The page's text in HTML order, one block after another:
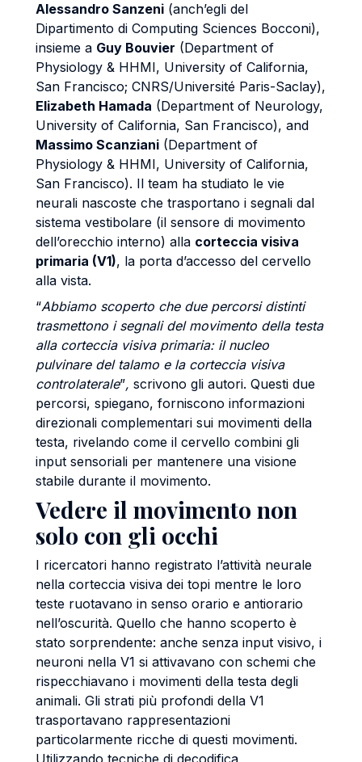
Alessandro Sanzeni (anch’egli del
Dipartimento di Computing Sciences Bocconi),
insieme a Guy Bouvier (Department of
Physiology & HHMI, University of California,
San Francisco; CNRS/Université Paris-Saclay),
Elizabeth Hamada (Department of Neurology,
University of California, San Francisco), and
Massimo Scanziani (Department of
Physiology & HHMI, University of California,
San Francisco). Il team ha studiato le vie
neurali nascoste che trasportano i segnali dal
sistema vestibolare (il sensore di movimento
dell’orecchio interno) alla corteccia visiva
primaria (V1), la porta d’accesso del cervello
alla vista.
“Abbiamo scoperto che due percorsi distinti
trasmettono i segnali del movimento della testa
alla corteccia visiva primaria: il nucleo
pulvinare del talamo e la corteccia visiva
controlaterale”, scrivono gli autori. Questi due
percorsi, spiegano, forniscono informazioni
direzionali complementari sui movimenti della
testa, rivelando come il cervello combini gli
input sensoriali per mantenere una visione
stabile durante il movimento.
Vedere il movimento non
solo con gli occhi
I ricercatori hanno registrato l’attività neurale
nella corteccia visiva dei topi mentre le loro
teste ruotavano in senso orario e antiorario
nell’oscurità. Quello che hanno scoperto è
stato sorprendente: anche senza input visivo, i
neuroni nella V1 si attivavano con schemi che
rispecchiavano i movimenti della testa degli
animali. Gli strati più profondi della V1
trasportavano rappresentazioni
particolarmente ricche di questi movimenti.
Utilizzando tecniche di decodifica